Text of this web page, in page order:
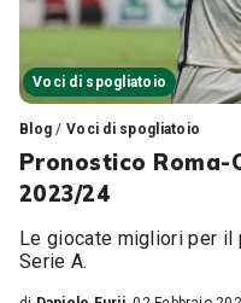
Voci di spogliatoio
Blog / Voci di spogliatoio
Pronostico Roma-
2023/24
Le giocate migliori per
Serie A.